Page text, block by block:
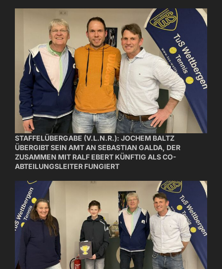
STAFFELÜBERGABE (V.L.N.R.): JOCHEM BALTZ
ÜBERGIBT SEIN AMT AN SEBASTIAN GALDA, DER
ZUSAMMEN MIT RALF EBERT KÜNFTIG ALS CO-
ABTEILUNGSLEITER FUNGIERT